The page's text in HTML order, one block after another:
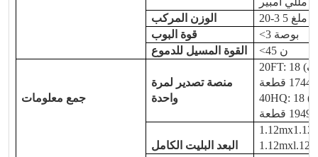
الوزن المركب
20-3 5 ملغ
قوة البوب
<3 بوصة
القوة المسيل للدموع
<45 ن
جمع معلومات
منصة تصدير لمرة
واحدة
20FT: 18 (صفوف) × 17 (طبقات) × 570 (قطعة/
40HQ: 18 (صفوف) × 19 (طبقات) × 570 (قطعة /
البعد البليت الكامل